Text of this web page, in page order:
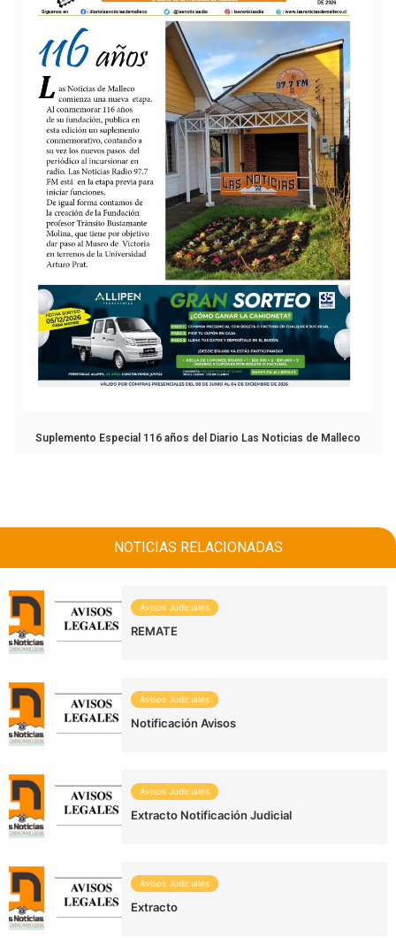
Suplemento Especial 116 años del Diario Las Noticias de Malleco
NOTICIAS RELACIONADAS
Avisos Judiciales
REMATE
Avisos Judiciales
Notificación Avisos
Avisos Judiciales
Extracto Notificación Judicial
Avisos Judiciales
Extracto